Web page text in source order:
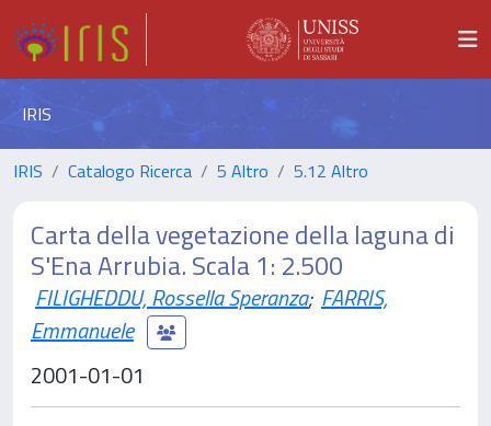
IRIS
IRIS Catalogo Ricerca 5 Altro 5.12 Altro
Carta della vegetazione della laguna di
S'Ena Arrubia. Scala 1: 2.500
FILIGHEDDU, Rossella Speranza; FARRIS,
Emmanuele
2001-01-01